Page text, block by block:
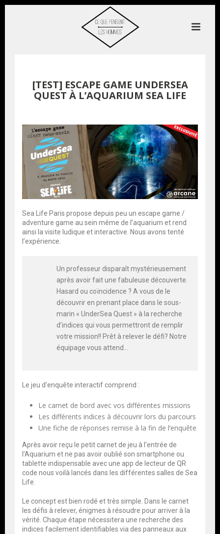
[TEST] ESCAPE GAME UNDERSEA
QUEST À L’AQUARIUM SEA LIFE
Sea Life Paris propose depuis peu un escape game /
adventure game au sein même de l’aquarium et rend
ainsi la visite ludique et interactive. Nous avons tenté
l’expérience.
Un professeur disparaît mystérieusement
après avoir fait une fabuleuse découverte.
Hasard ou coïncidence ? A vous de le
découvrir en prenant place dans le sous-
marin « UnderSea Quest » à la recherche
d’indices qui vous permettront de remplir
votre mission!! Prêt à relever le défi? Notre
équipage vous attend…
Le jeu d’enquête interactif comprend :
Le carnet de bord avec vos différentes missions
Les différents indices à découvrir lors du parcours
Une fiche de réponses remise à la fin de l’enquête
Après avoir reçu le petit carnet de jeu à l’entrée de
l’Aquarium et ne pas avoir oublié son smartphone ou
tablette indispensable avec une app de lecteur de QR
code nous voilà lancés dans les différentes salles de Sea
Life.
Le concept est bien rodé et très simple. Dans le carnet
les défis à relever, énigmes à résoudre pour arriver à la
vérité. Chaque étape nécessitera une recherche des
indices facilement identifiables via des panneaux aux